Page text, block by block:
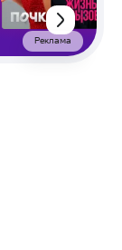
Реклама